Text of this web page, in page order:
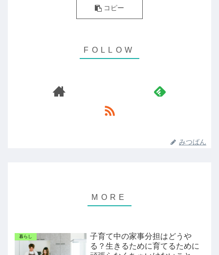
コピー
みつばん
暮らし
子育て中の家事分担はどうや
る？生きるために育てるために